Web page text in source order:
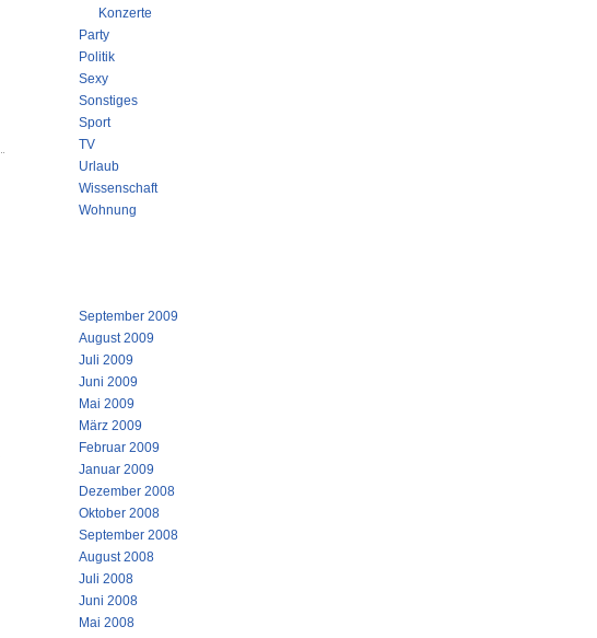
Konzerte
Party
Politik
Sexy
Sonstiges
Sport
TV
Urlaub
Wissenschaft
Wohnung
September 2009
August 2009
Juli 2009
Juni 2009
Mai 2009
März 2009
Februar 2009
Januar 2009
Dezember 2008
Oktober 2008
September 2008
August 2008
Juli 2008
Juni 2008
Mai 2008